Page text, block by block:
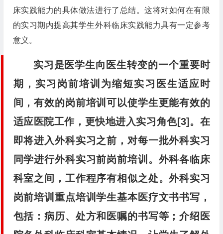
床实践能力的具体做法进行了总结。这将对如何在有限
的实习期内提高其学生外科临床实践能力具有一定参考
意义。
实习是医学生向医生转变的一个重要时
期，实习岗前培训为缩短实习医生适应时
间，有效的岗前培训可以使学生更能有效的
适应医院工作，更快地进入实习角色[3]。在
即将进入外科实习之前，对每一批外科实习
同学进行外科实习前岗前培训。外科各临床
科室之间，工作程序有相似之处。外科实习
岗前培训重点培训学生基本医疗文书书写，
包括：病历、处方和医嘱的书写等；介绍医